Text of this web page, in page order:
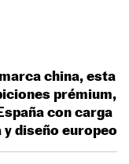
china, esta
prémium,
con carga
diseño europeo